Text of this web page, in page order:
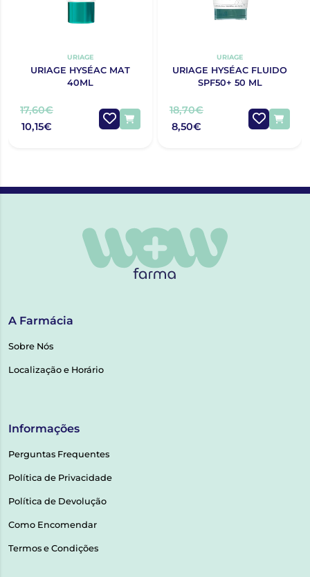
URIAGE
URIAGE HYSÉAC MAT
40ML
17,60€
10,15€
URIAGE
URIAGE HYSÉAC FLUIDO
SPF50+ 50 ML
18,70€
8,50€
A Farmácia
Sobre Nós
Localização e Horário
Informações
Perguntas Frequentes
Política de Privacidade
Política de Devolução
Como Encomendar
Termos e Condições